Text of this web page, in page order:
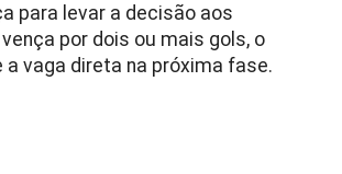
para levar a decisão aos
por dois ou mais gols, o
a vaga direta na próxima fase.